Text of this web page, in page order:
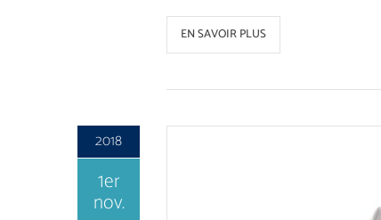
EN SAVOIR PLUS
2018
1er
nov.